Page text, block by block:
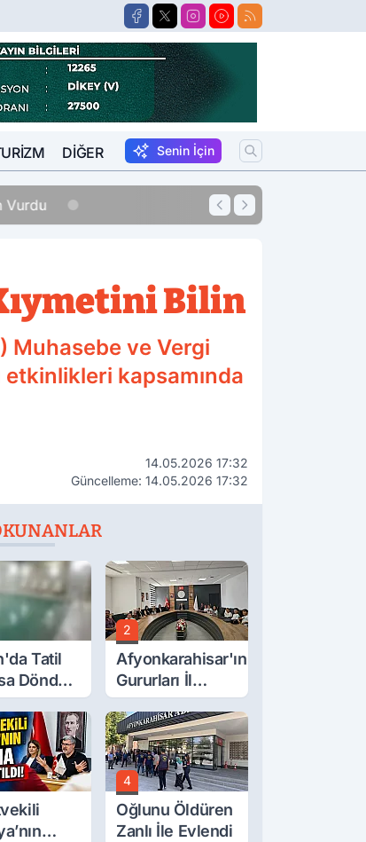
DIĞER Senin İçin
Vurdu 12:33
Bilin
Muhasebe ve Vergi
kapsamında
14.05.2026 17:32
Güncelleme: 14.05.2026 17:32
Tatil
Döndü,
2
Afyonkarahisar'ın
Gururları İl
Müdürüyle
Buluştu
4
Oğlunu Öldüren
Zanlı İle Evlendi